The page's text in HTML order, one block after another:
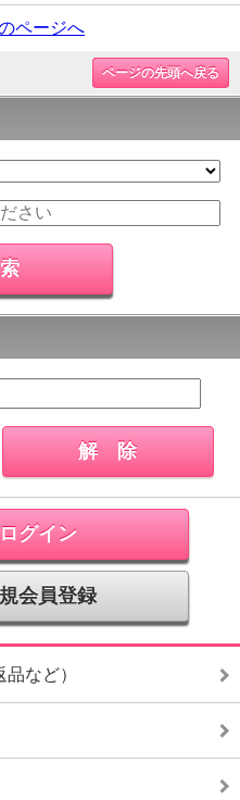
ページへ
ページの先頭へ戻る
グイン
会員登録
など）